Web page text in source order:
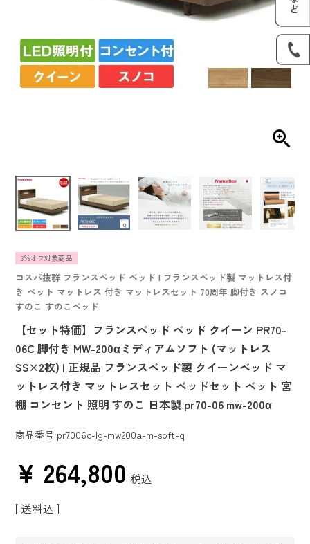
3％オフ対象商品
コスパ抜群 フランスベッド ベッド | フランスベッド製 マットレス付
き ベット マットレス 付き マットレスセット 70周年 脚付き スノコ
すのこ すのこベッド
【セット特価】フランスベッド ベッド クイーン PR70-
06C 脚付き MW-200αミディアムソフト (マットレス
SS×2枚) | 正規品 フランスベッド製 クイーンベッド マ
ットレス付き マットレスセット ベッドセット ベット 宮
棚 コンセント 照明 すのこ 日本製 pr70-06 mw-200α
商品番号 pr7006c-lg-mw200a-m-soft-q
¥ 264,800 税込
送料込